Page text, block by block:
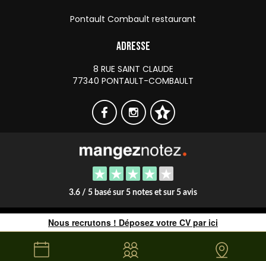
Pontault Combault restaurant
Adresse
8 RUE SAINT CLAUDE
77340 PONTAULT-COMBAULT
3.6 / 5 basé sur 5 notes et sur 5 avis
Copyright © 2026 Le Ink - Site web créé parRestoPro -mentions légales
Nous recrutons ! Déposez votre CV par ici